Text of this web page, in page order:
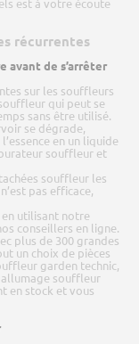
est à votre écoute
récurrentes
avant de s’arrêter
sur les souffleurs
qui peut se
sans être utilisé.
se dégrade,
en un liquide
souffleur et
souffleur les
pas efficace,
en utilisant notre
conseillers en ligne.
plus de 300 grandes
un choix de pièces
garden technic,
souffleur
en stock et vous